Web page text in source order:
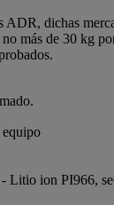
ADR, dichas
más de 30 kg
Litio ion PI966,